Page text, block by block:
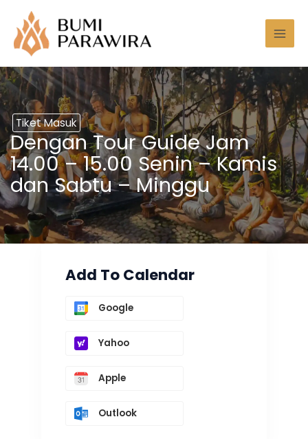
konten
Tiket Masuk
Dengan Tour Guide Jam
14.00 – 15.00 Senin – Kamis
dan Sabtu – Minggu
Add To Calendar
Google
Yahoo
Apple
Outlook